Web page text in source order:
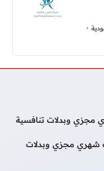
مجزي وبدلات تنافسية
شهري مجزي وبدلات